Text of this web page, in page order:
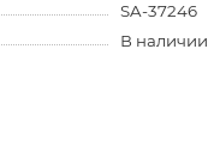
SA-37246
В наличии